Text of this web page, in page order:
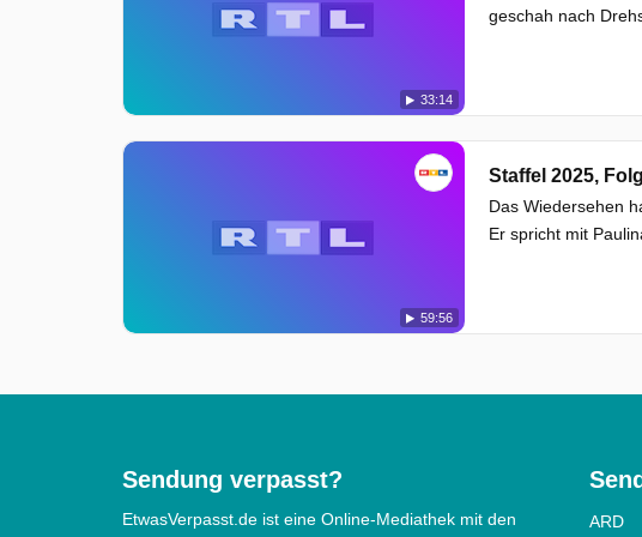
33:14
geschah nach
59:56
Staffel 2025,
Das Wiedersehen
Er spricht mit
Sendung verpasst?
EtwasVerpasst.de ist eine Online-Mediathek mit den
ARD